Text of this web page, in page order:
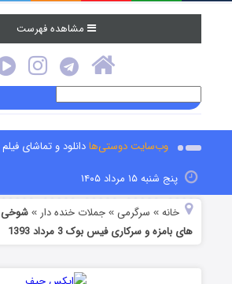
مشاهده فهرست
وب‌سایت دوستی‌هادانلود و تماشای فیلم
پنج شنبه ۱۵ مرداد ۱۴۰۵
خانه » سرگرمی »جملات خنده دار »شوخی
های بامزه و سرکاری فیس بوک 3 مرداد 1393